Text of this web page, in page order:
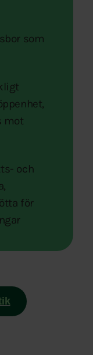
som
mot
och
för